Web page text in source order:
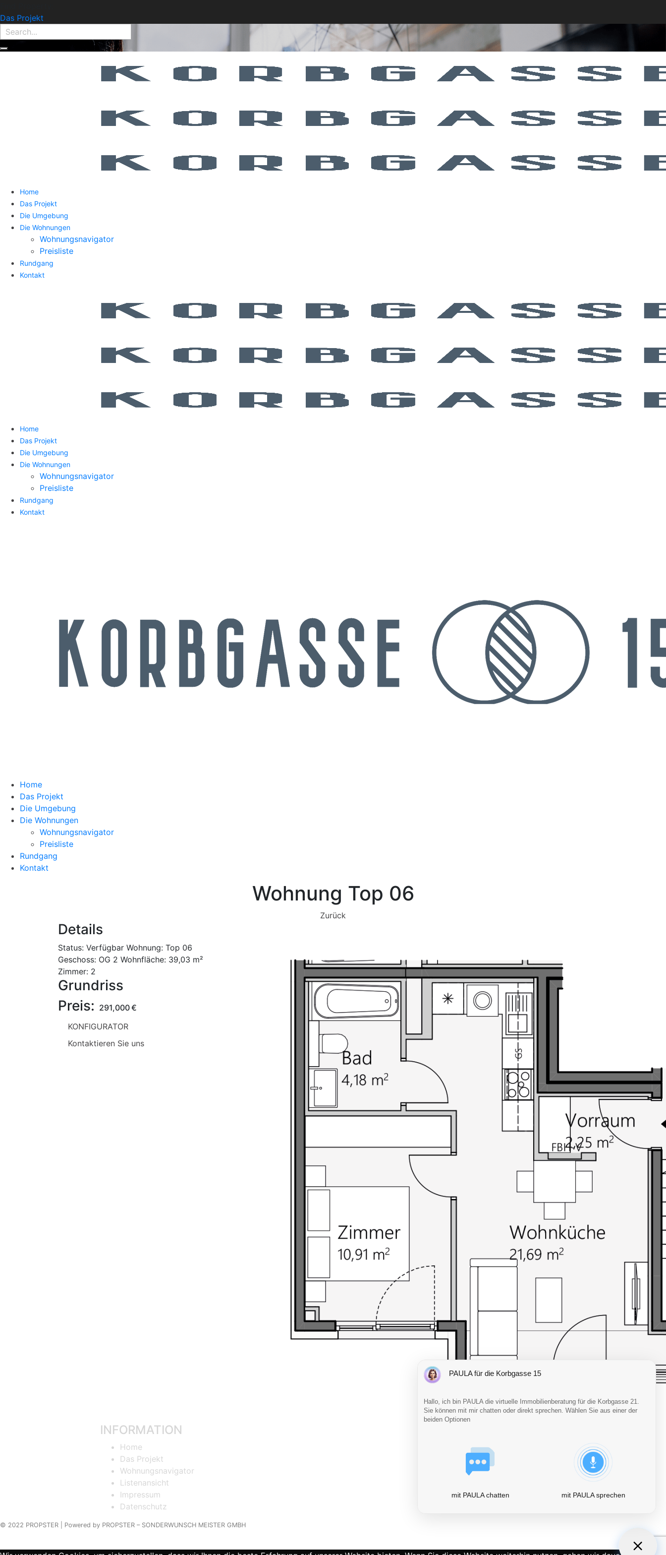
Das Projekt
Home
Das Projekt
Die Umgebung
Die Wohnungen
Wohnungsnavigator
Preisliste
Rundgang
Kontakt
Home
Das Projekt
Die Umgebung
Die Wohnungen
Wohnungsnavigator
Preisliste
Rundgang
Kontakt
Home
Das Projekt
Die Umgebung
Die Wohnungen
Wohnungsnavigator
Preisliste
Rundgang
Kontakt
Wohnung Top 06
Zurück
Details
Status: Verfügbar Wohnung: Top 06
Geschoss: OG 2 Wohnfläche: 39,03 m²
Zimmer: 2
Grundriss
Preis: 291,000€
KONFIGURATOR
Kontaktieren Sie uns
INFORMATION
Home
Das Projekt
Wohnungsnavigator
Listenansicht
Impressum
Datenschutz
© 2022 PROPSTER | Powered by PROPSTER – SONDERWUNSCH MEISTER GMBH